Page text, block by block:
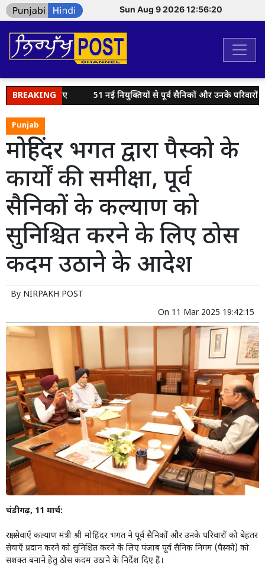
Sun Aug 9 2026 12:56:20
BREAKING
कराए गए 51 नई नियुक्तियों से पूर्व सैनिकों और उनके परिवारों को
Punjab
मोहिंदर भगत द्वारा पैस्को के
कार्यों की समीक्षा, पूर्व
सैनिकों के कल्याण को
सुनिश्चित करने के लिए ठोस
कदम उठाने के आदेश
By NIRPAKH POST
On 11 Mar 2025 19:42:15
चंडीगढ़, 11 मार्च:
रक्षा सेवाएँ कल्याण मंत्री श्री मोहिंदर भगत ने पूर्व सैनिकों और उनके परिवारों को बेहतर
सेवाएँ प्रदान करने को सुनिश्चित करने के लिए पंजाब पूर्व सैनिक निगम (पैस्को) को
सशक्त बनाने हेतु ठोस कदम उठाने के निर्देश दिए हैं।